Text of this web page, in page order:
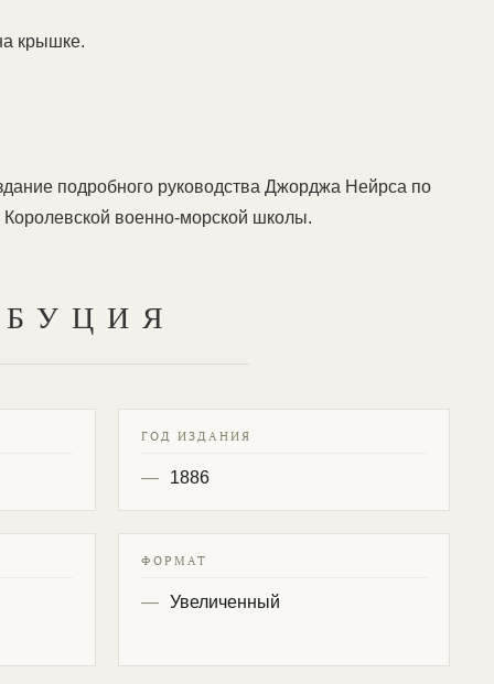
крышке.
подробного руководства Джорджа Нейрса по
военно-морской школы.
ГОД ИЗДАНИЯ
1886
ФОРМАТ
Увеличенный